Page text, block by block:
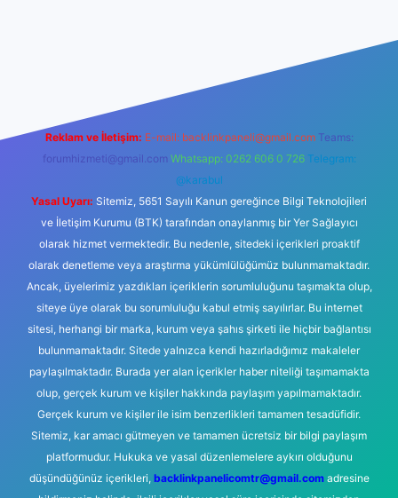
Reklam ve İletişim: E-mail: backlinkpaneli@gmail.com Teams:
forumhizmeti@gmail.com Whatsapp: 0262 606 0 726 Telegram:
@karabul
Yasal Uyarı: Sitemiz, 5651 Sayılı Kanun gereğince Bilgi Teknolojileri
ve İletişim Kurumu (BTK) tarafından onaylanmış bir Yer Sağlayıcı
olarak hizmet vermektedir. Bu nedenle, sitedeki içerikleri proaktif
olarak denetleme veya araştırma yükümlülüğümüz bulunmamaktadır.
Ancak, üyelerimiz yazdıkları içeriklerin sorumluluğunu taşımakta olup,
siteye üye olarak bu sorumluluğu kabul etmiş sayılırlar. Bu internet
sitesi, herhangi bir marka, kurum veya şahıs şirketi ile hiçbir bağlantısı
bulunmamaktadır. Sitede yalnızca kendi hazırladığımız makaleler
paylaşılmaktadır. Burada yer alan içerikler haber niteliği taşımamakta
olup, gerçek kurum ve kişiler hakkında paylaşım yapılmamaktadır.
Gerçek kurum ve kişiler ile isim benzerlikleri tamamen tesadüfidir.
Sitemiz, kar amacı gütmeyen ve tamamen ücretsiz bir bilgi paylaşım
platformudur. Hukuka ve yasal düzenlemelere aykırı olduğunu
düşündüğünüz içerikleri, backlinkpanelicomtr@gmail.comadresine